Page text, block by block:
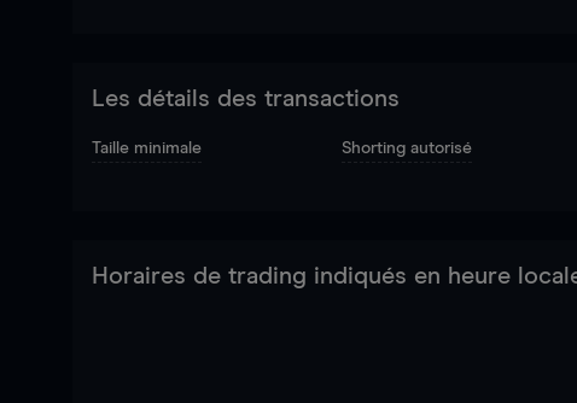
Les détails des transactions
Taille minimale Shorting autorisé
Horaires de trading indiqués en heure